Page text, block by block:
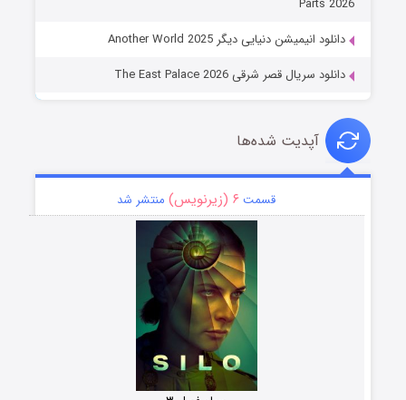
Parts 2026
دانلود انیمیشن دنیایی دیگر Another World 2025
دانلود سریال قصر شرقی The East Palace 2026
آپدیت شده‌ها
قسمت ۶ (زیرنویس) منتشر شد